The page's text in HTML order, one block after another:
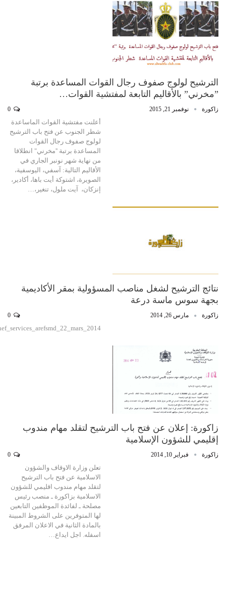
الترشيح لولوج صفوف رجال القوات المساعدة برتبة
”مخرني” بالأقاليم التابعة لمفتشية القوات…
زاكورة نوفمبر 21, 2015
أعلنت مفتشية القوات الماساعدة
شطر الجنوب عن فتح باب الترشيح
لولوج صفوف رجال القوات
المساعدة برتبة ''مخرني" انطلاقا
من نهاية شهر نونبر الجاري في
الأقاليم التالية: آسفي، اليوسفية،
الصويرة، اشتوكة أيت باها، أكادير،
إنزكان، آيت ملول، تنغير،…
نتائج الترشيح لشغل مناصب المسؤولية بمقر الأكاديمية
بجهة سوس ماسة درعة
زاكورة مارس 26, 2014
زاكورة: إعلان عن فتح باب الترشيح لتقلد مهام مندوب
إقليمي للشؤون الإسلامية
زاكورة فبراير 10, 2014
تعلن وزارة الاوقاف والشؤون
الاسلامية عن فتح باب الترشيح
لتقلد مهام مندوب اقليمي للشؤون
الاسلامية بزاكورة ـ منصب رئيس
مصلحة ـ لفائدة الموظفين التابعين
لها المتوفرين على الشروط المبينة
بالمادة الثانية في الاعلان المرفق
اسفله. اجل ايداع…